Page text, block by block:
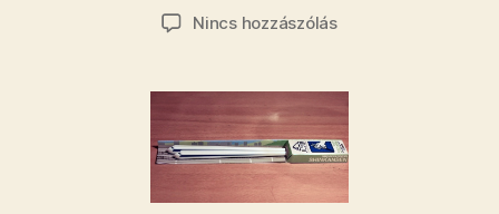
dátuma
Nincs hozzászólása(z)
sínskanzen,
nem
Sinkanszen
bejegyzéshez